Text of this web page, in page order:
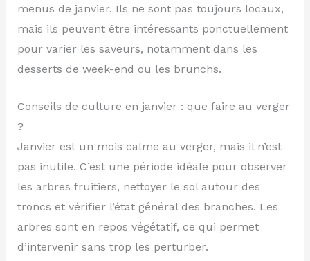
menus de janvier. Ils ne sont pas toujours locaux,
mais ils peuvent être intéressants ponctuellement
pour varier les saveurs, notamment dans les
desserts de week-end ou les brunchs.
Conseils de culture en janvier : que faire au verger
?
Janvier est un mois calme au verger, mais il n’est
pas inutile. C’est une période idéale pour observer
les arbres fruitiers, nettoyer le sol autour des
troncs et vérifier l’état général des branches. Les
arbres sont en repos végétatif, ce qui permet
d’intervenir sans trop les perturber.